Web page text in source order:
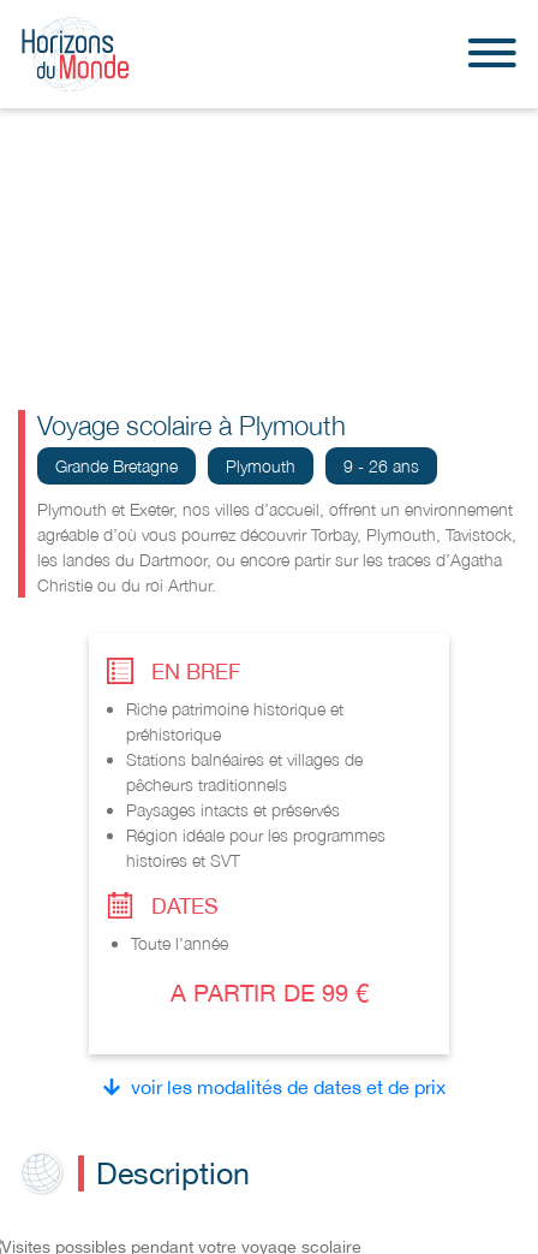
Voyage scolaire à Plymouth
Grande Bretagne Plymouth 9 - 26 ans
Plymouth et Exeter, nos villes d’accueil, offrent un environnement
agréable d’où vous pourrez découvrir Torbay, Plymouth, Tavistock,
les landes du Dartmoor, ou encore partir sur les traces d’Agatha
Christie ou du roi Arthur.
EN BREF
Riche patrimoine historique et
préhistorique
Stations balnéaires et villages de
pêcheurs traditionnels
Paysages intacts et préservés
Région idéale pour les programmes
histoires et SVT
DATES
Toute l'année
A PARTIR DE 99 €
voir les modalités de dates et de prix
Description